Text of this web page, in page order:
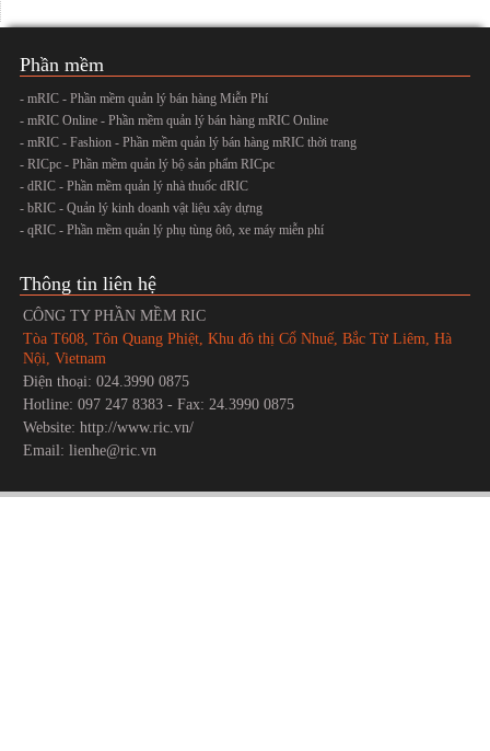
Phần mềm
- mRIC - Phần mềm quản lý bán hàng Miễn Phí
- mRIC Online - Phần mềm quản lý bán hàng mRIC Online
- mRIC - Fashion - Phần mềm quản lý bán hàng mRIC thời trang
- RICpc - Phần mềm quản lý bộ sản phẩm RICpc
- dRIC - Phần mềm quản lý nhà thuốc dRIC
- bRIC - Quản lý kinh doanh vật liệu xây dựng
- qRIC - Phần mềm quản lý phụ tùng ôtô, xe máy miễn phí
Thông tin liên hệ
CÔNG TY PHẦN MỀM RIC
Tòa T608, Tôn Quang Phiệt, Khu đô thị Cổ Nhuế, Bắc Từ Liêm, Hà
Nội, Vietnam
Điện thoại: 024.3990 0875
Hotline: 097 247 8383 - Fax: 24.3990 0875
Website: http://www.ric.vn/
Email: lienhe@ric.vn